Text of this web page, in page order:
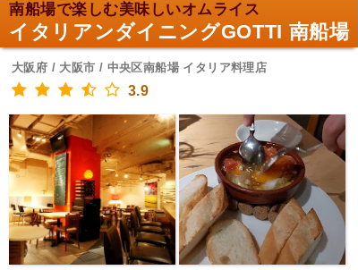
南船場で楽しむ美味しいオムライス
イタリアンダイニングGOTTI 南船場
大阪府 / 大阪市 / 中央区南船場 イタリア料理店
3.9